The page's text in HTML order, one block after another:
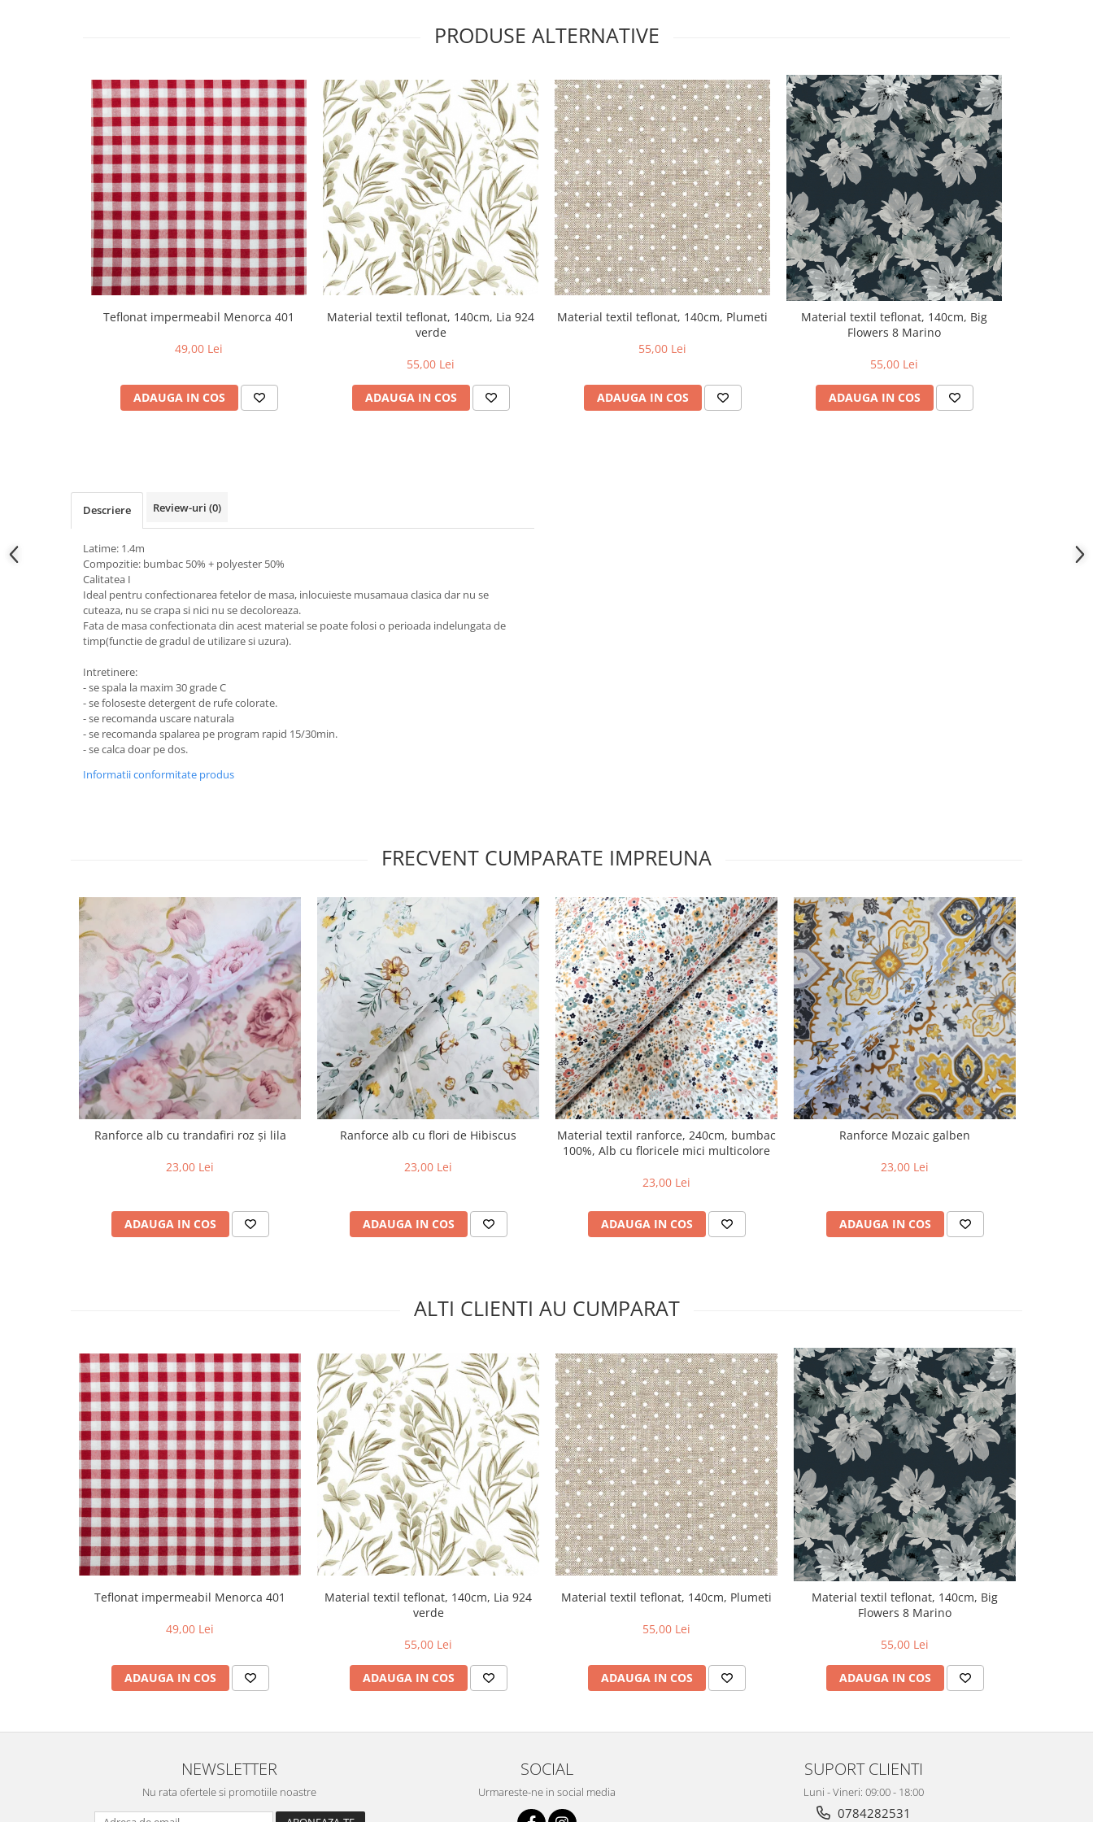
PRODUSE ALTERNATIVE
Teflonat impermeabil Menorca 401
49,00 Lei
ADAUGA IN COS
Material textil teflonat, 140cm, Lia 924
verde
55,00 Lei
ADAUGA IN COS
Material textil teflonat, 140cm, Plumeti
55,00 Lei
ADAUGA IN COS
Material textil teflonat, 140cm, Big
Flowers 8 Marino
55,00 Lei
ADAUGA IN COS
Descriere Review-uri (0)
Latime: 1.4m
Compozitie: bumbac 50% + polyester 50%
Calitatea I
Ideal pentru confectionarea fetelor de masa, inlocuieste musamaua clasica dar nu se
cuteaza, nu se crapa si nici nu se decoloreaza.
Fata de masa confectionata din acest material se poate folosi o perioada indelungata de
timp(functie de gradul de utilizare si uzura).
Intretinere:
- se spala la maxim 30 grade C
- se foloseste detergent de rufe colorate.
- se recomanda uscare naturala
- se recomanda spalarea pe program rapid 15/30min.
- se calca doar pe dos.
Informatii conformitate produs
FRECVENT CUMPARATE IMPREUNA
Ranforce alb cu trandafiri roz și lila
23,00 Lei
ADAUGA IN COS
Ranforce alb cu flori de Hibiscus
23,00 Lei
ADAUGA IN COS
Material textil ranforce, 240cm, bumbac
100%, Alb cu floricele mici multicolore
23,00 Lei
ADAUGA IN COS
Ranforce Mozaic galben
23,00 Lei
ADAUGA IN COS
ALTI CLIENTI AU CUMPARAT
Teflonat impermeabil Menorca 401
49,00 Lei
ADAUGA IN COS
Material textil teflonat, 140cm, Lia 924
verde
55,00 Lei
ADAUGA IN COS
Material textil teflonat, 140cm, Plumeti
55,00 Lei
ADAUGA IN COS
Material textil teflonat, 140cm, Big
Flowers 8 Marino
55,00 Lei
ADAUGA IN COS
NEWSLETTER
Nu rata ofertele si promotiile noastre
SOCIAL
Urmareste-ne in social media
SUPORT CLIENTI
Luni - Vineri: 09:00 - 18:00
0784282531